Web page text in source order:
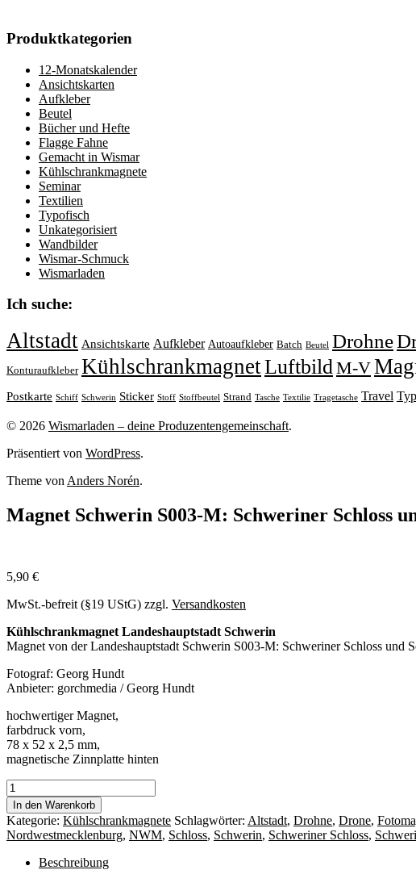
Produktkategorien
12-Monatskalender
Ansichtskarten
Aufkleber
Beutel
Bücher und Hefte
Flagge Fahne
Gemacht in Wismar
Kühlschrankmagnete
Seminar
Textilien
Typofisch
Unkategorisiert
Wandbilder
Wismar-Schmuck
Wismarladen
Ich suche:
Altstadt Ansichtskarte Aufkleber Autoaufkleber Batch Beutel Drohne
Konturaufkleber KühlschrankmagnetLuftbildM-V
Postkarte Schiff Schwerin Sticker Stoff Stoffbeutel Strand Tasche Textilie Tragetasche Travel
© 2026 Wismarladen – deine Produzentengemeinschaft.
Präsentiert von WordPress.
Theme von Anders Norén.
Magnet Schwerin S003-M: Schweriner Schloss
5,90 €
MwSt.-befreit (§19 UStG) zzgl. Versandkosten
Kühlschrankmagnet Landeshauptstadt Schwerin
Magnet von der Landeshauptstadt Schwerin S003-M: Schweriner Schloss und
Fotograf: Georg Hundt
Anbieter: gorchmedia / Georg Hundt
hochwertiger Magnet,
farbdruck vorn,
78 x 52 x 2,5 mm,
magnetische Zinnplatte hinten
Magnet
Schwerin
S003-
M:
Schweriner
Schloss
In den Warenkorb
Kategorie: Kühlschrankmagnete Schlagwörter: Altstadt, Drohne, Drone,
Nordwestmecklenburg, NWM, Schloss, Schwerin, Schweriner Schloss,
Beschreibung